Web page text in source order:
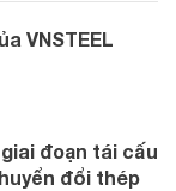
VNSTEEL
đoạn tái cấu
đổi thép